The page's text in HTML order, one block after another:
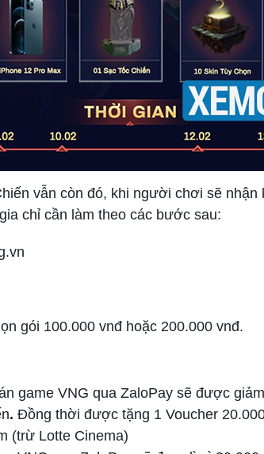
vẫn còn đó, khi người chơi sẽ
chỉ cần làm theo các bước sau:
gói 100.000 vnđ hoặc 200.000 vnđ.
game VNG qua ZaloPay sẽ được
. Đồng thời được tặng 1 Voucher
(trừ Lotte Cinema)